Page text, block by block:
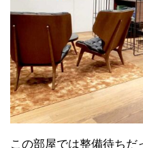
この部屋では整備待ちだ